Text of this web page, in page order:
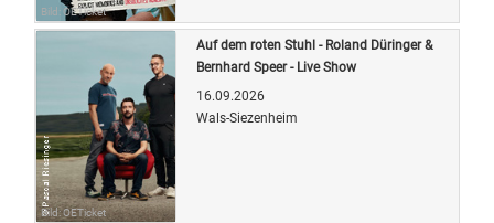
Bild: OETicket
Bild: OETicket
Auf dem roten Stuhl - Roland Düringer &
Bernhard Speer - Live Show
16.09.2026
Wals-Siezenheim